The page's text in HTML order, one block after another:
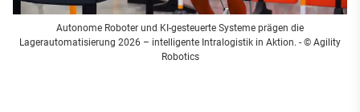
Autonome Roboter und KI-gesteuerte Systeme prägen die
Lagerautomatisierung 2026 – intelligente Intralogistik in Aktion. - © Agility
Robotics